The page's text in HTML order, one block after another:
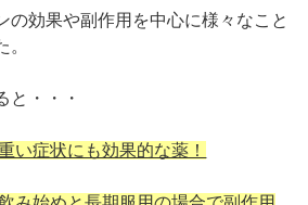
の効果や副作用を中心に様々なこと
。
と・・・
い症状にも効果的な薬！